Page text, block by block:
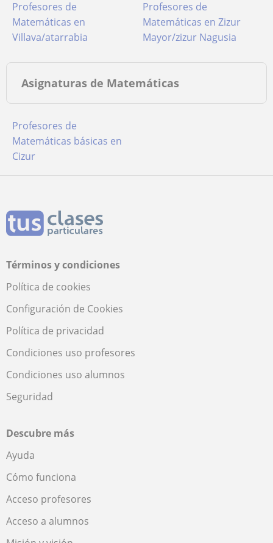
Profesores de
Matemáticas en
Villava/atarrabia
Profesores de
Matemáticas en Zizur
Mayor/zizur Nagusia
Asignaturas de Matemáticas
Profesores de
Matemáticas básicas en
Cizur
Términos y condiciones
Política de cookies
Configuración de Cookies
Política de privacidad
Condiciones uso profesores
Condiciones uso alumnos
Seguridad
Descubre más
Ayuda
Cómo funciona
Acceso profesores
Acceso a alumnos